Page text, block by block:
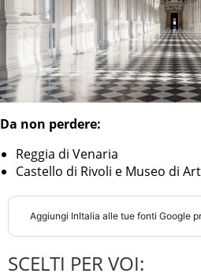
Da non perdere:
Reggia di Venaria
Castello di Rivoli e Museo di
Aggiungi InItalia alle tue fonti Google
SCELTI PER VOI: